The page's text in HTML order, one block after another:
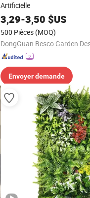
Artificielle
3,29-3,50 $US
500 Pièces (MOQ)
Envoyer demande